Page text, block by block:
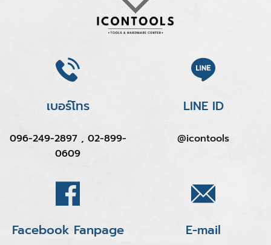
เบอร์โทร
096-249-2897 , 02-899-
0609
LINE ID
@icontools
Facebook Fanpage E-mail